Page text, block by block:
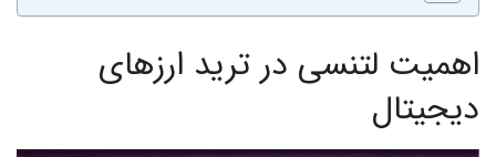
اهمیت لتنسی در ترید ارزهای
دیجیتال